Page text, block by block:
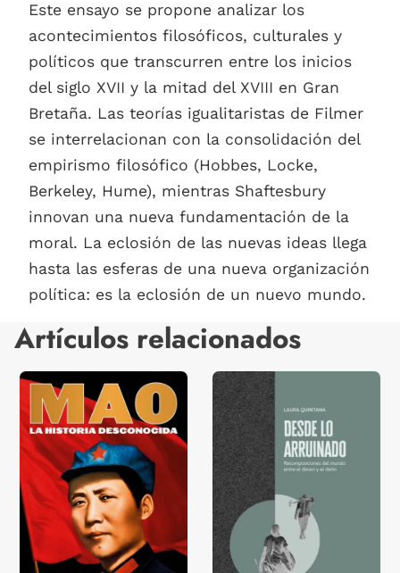
Este ensayo se propone analizar los
acontecimientos filosóficos, culturales y
políticos que transcurren entre los inicios
del siglo XVII y la mitad del XVIII en Gran
Bretaña. Las teorías igualitaristas de Filmer
se interrelacionan con la consolidación del
empirismo filosófico (Hobbes, Locke,
Berkeley, Hume), mientras Shaftesbury
innovan una nueva fundamentación de la
moral. La eclosión de las nuevas ideas llega
hasta las esferas de una nueva organización
política: es la eclosión de un nuevo mundo.
Artículos relacionados